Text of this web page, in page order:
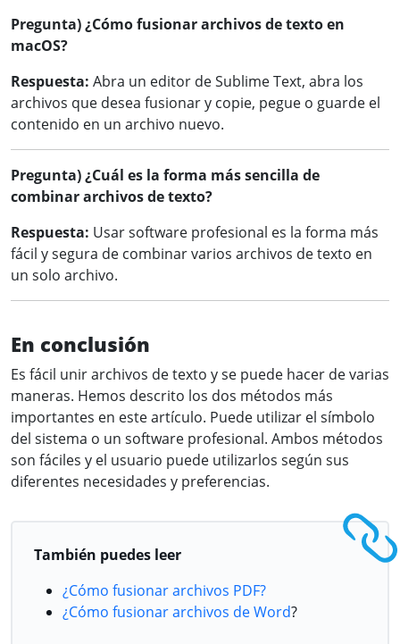
Pregunta) ¿Cómo fusionar archivos de texto en
macOS?
Respuesta: Abra un editor de Sublime Text, abra los
archivos que desea fusionar y copie, pegue o guarde el
contenido en un archivo nuevo.
Pregunta) ¿Cuál es la forma más sencilla de
combinar archivos de texto?
Respuesta: Usar software profesional es la forma más
fácil y segura de combinar varios archivos de texto en
un solo archivo.
En conclusión
Es fácil unir archivos de texto y se puede hacer de varias
maneras. Hemos descrito los dos métodos más
importantes en este artículo. Puede utilizar el símbolo
del sistema o un software profesional. Ambos métodos
son fáciles y el usuario puede utilizarlos según sus
diferentes necesidades y preferencias.
También puedes leer
¿Cómo fusionar archivos PDF?
¿Cómo fusionar archivos de Word?